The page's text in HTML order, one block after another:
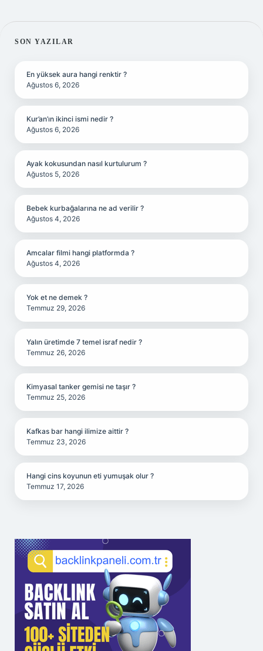
SIDEBAR
SON YAZILAR
En yüksek aura hangi renktir ?
Ağustos 6, 2026
Kur’an’ın ikinci ismi nedir ?
Ağustos 6, 2026
Ayak kokusundan nasıl kurtulurum ?
Ağustos 5, 2026
Bebek kurbağalarına ne ad verilir ?
Ağustos 4, 2026
Amcalar filmi hangi platformda ?
Ağustos 4, 2026
Yok et ne demek ?
Temmuz 29, 2026
Yalın üretimde 7 temel israf nedir ?
Temmuz 26, 2026
Kimyasal tanker gemisi ne taşır ?
Temmuz 25, 2026
Kafkas bar hangi ilimize aittir ?
Temmuz 23, 2026
Hangi cins koyunun eti yumuşak olur ?
Temmuz 17, 2026